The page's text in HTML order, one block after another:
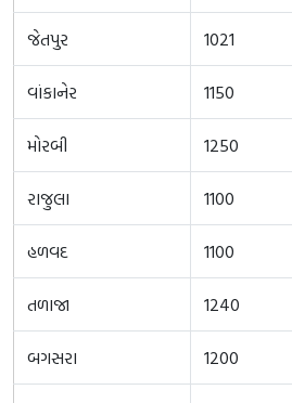
જેતપુર 1021
વાંકાનેર 1150
મોરબી 1250
રાજુલા 1100
હળવદ 1100
તળાજા 1240
બગસરા 1200